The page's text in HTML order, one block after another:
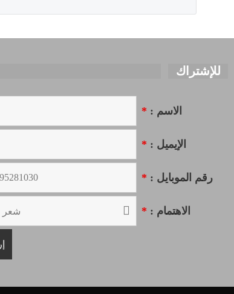
للإشتراك
الاسم : *
الإيميل : *
رقم الموبايل : *
الاهتمام : *